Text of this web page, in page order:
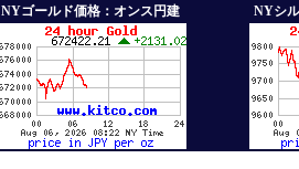
NYゴールド価格：オンス円建 NYシ